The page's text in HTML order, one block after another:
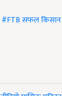
#FTBसफल किसान